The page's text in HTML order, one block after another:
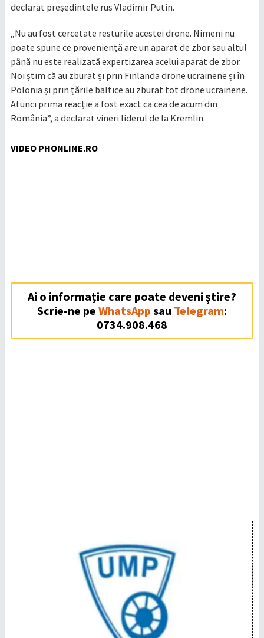
declarat președintele rus Vladimir Putin.
„Nu au fost cercetate resturile acestei drone. Nimeni nu
poate spune ce proveniență are un aparat de zbor sau altul
până nu este realizată expertizarea acelui aparat de zbor.
Noi știm că au zburat și prin Finlanda drone ucrainene și în
Polonia și prin țările baltice au zburat tot drone ucrainene.
Atunci prima reacție a fost exact ca cea de acum din
România”, a declarat vineri liderul de la Kremlin.
VIDEO PHONLINE.RO
Ai o informație care poate deveni ştire?
Scrie-ne pe WhatsApp sau Telegram:
0734.908.468